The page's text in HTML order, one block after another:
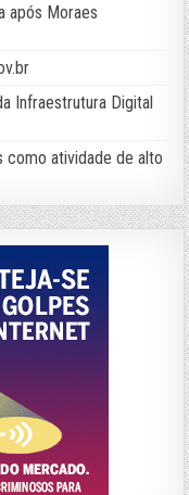
após Moraes
Infraestrutura Digital
como atividade de alto